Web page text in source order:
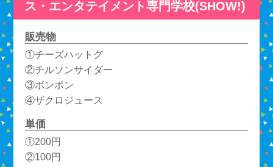
ス・エンタテイメント専門学校(SHOW!)
販売物
①チーズハットグ
②チルソンサイダー
③ボンボン
④ザクロジュース
単価
①200円
②100円